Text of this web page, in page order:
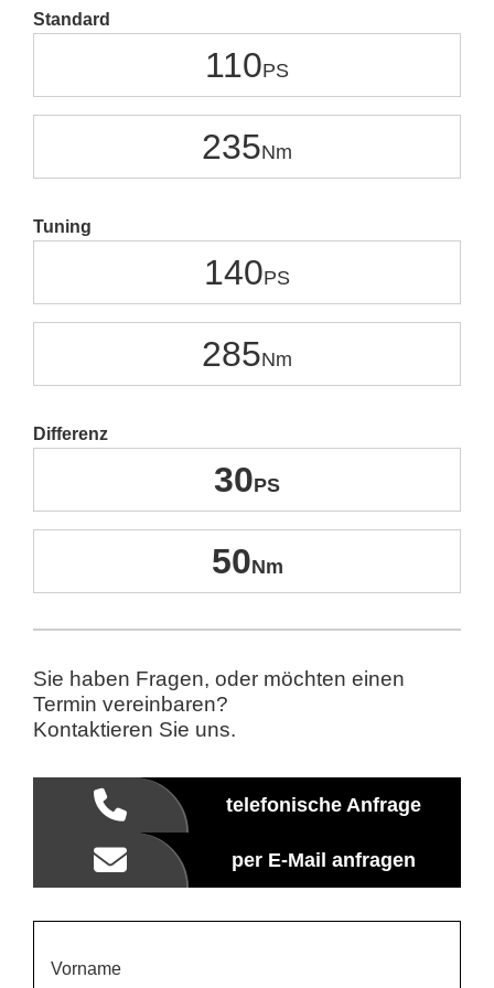
Standard
110
235
Tuning
140
285
Differenz
30
50
Sie haben Fragen, oder möchten einen
Termin vereinbaren?
Kontaktieren Sie uns.
telefonische Anfrage
per E-Mail anfragen
Vorname